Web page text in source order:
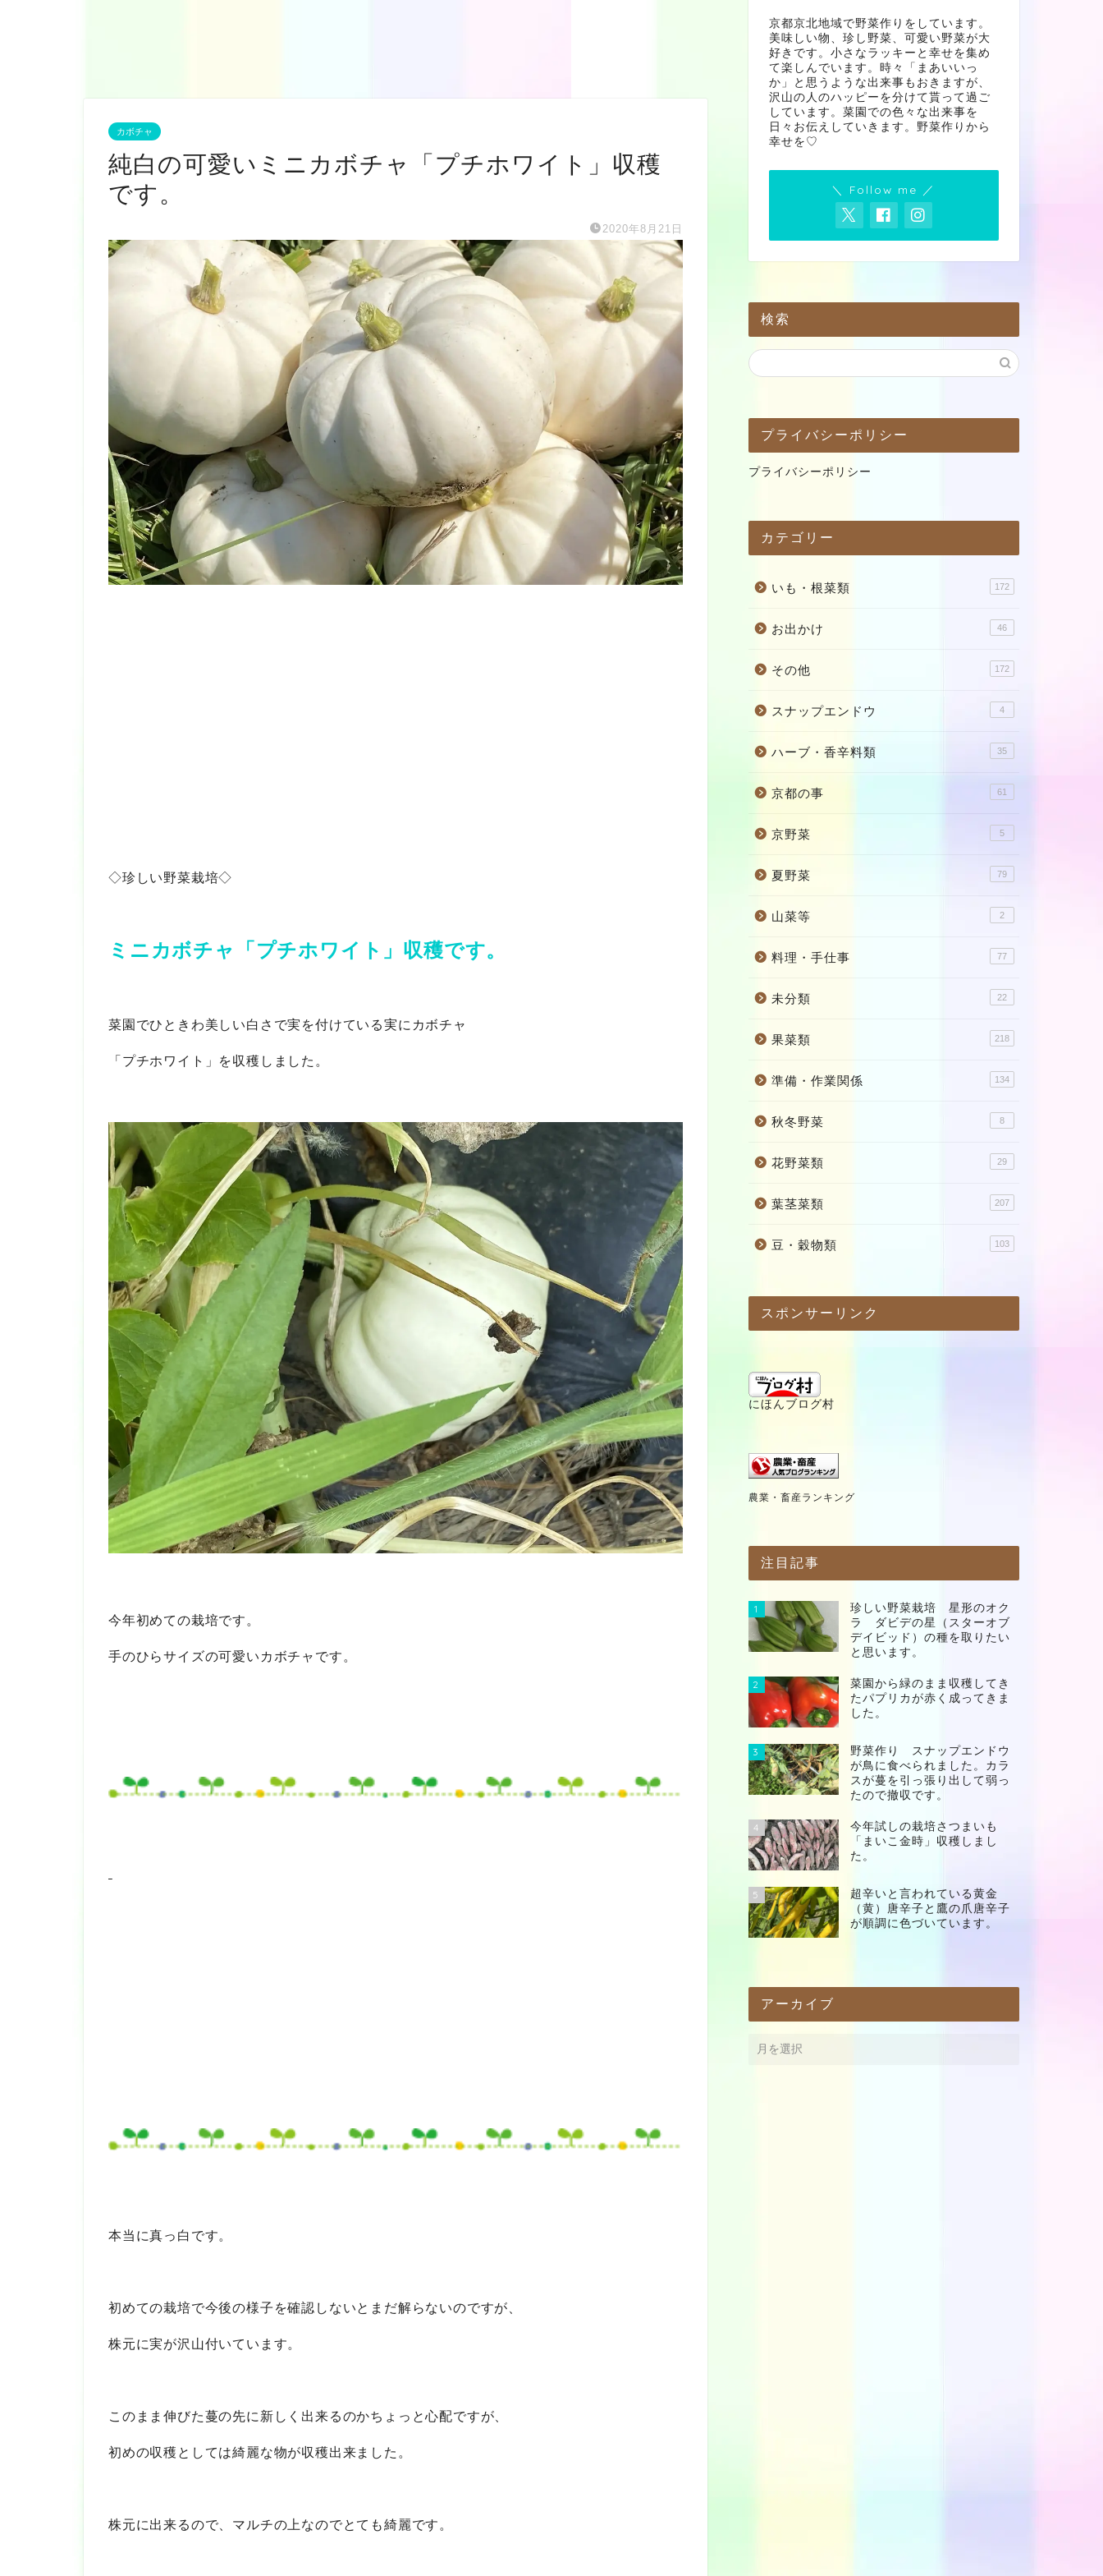
カボチャ
純白の可愛いミニカボチャ「プチホワイト」収穫
です。
2020年8月21日
◇珍しい野菜栽培◇
ミニカボチャ「プチホワイト」収穫です。
菜園でひときわ美しい白さで実を付けている実にカボチャ
「プチホワイト」を収穫しました。
今年初めての栽培です。
手のひらサイズの可愛いカボチャです。
本当に真っ白です。
初めての栽培で今後の様子を確認しないとまだ解らないのですが、
株元に実が沢山付いています。
このまま伸びた蔓の先に新しく出来るのかちょっと心配ですが、
初めの収穫としては綺麗な物が収穫出来ました。
株元に出来るので、マルチの上なのでとても綺麗です。
京都京北地域で野菜作りをしています。
美味しい物、珍し野菜、可愛い野菜が大
好きです。小さなラッキーと幸せを集め
て楽しんでいます。時々「まあいいっ
か」と思うような出来事もおきますが、
沢山の人のハッピーを分けて貰って過ご
しています。菜園での色々な出来事を
日々お伝えしていきます。野菜作りから
幸せを♡
＼ Follow me ／
検索
プライバシーポリシー
プライバシーポリシー
カテゴリー
いも・根菜類 172
お出かけ 46
その他 172
スナップエンドウ 4
ハーブ・香辛料類 35
京都の事 61
京野菜 5
夏野菜 79
山菜等 2
料理・手仕事 77
未分類 22
果菜類 218
準備・作業関係 134
秋冬野菜 8
花野菜類 29
葉茎菜類 207
豆・穀物類 103
スポンサーリンク
にほんブログ村
農業・畜産ランキング
注目記事
1
珍しい野菜栽培 星形のオク
ラ ダビデの星（スターオブ
デイビッド）の種を取りたい
と思います。
2
菜園から緑のまま収穫してき
たパプリカが赤く成ってきま
した。
3
野菜作り スナップエンドウ
が鳥に食べられました。カラ
スが蔓を引っ張り出して弱っ
たので撤収です。
4
今年試しの栽培さつまいも
「まいこ金時」収穫しまし
た。
5
超辛いと言われている黄金
（黄）唐辛子と鷹の爪唐辛子
が順調に色づいています。
アーカイブ